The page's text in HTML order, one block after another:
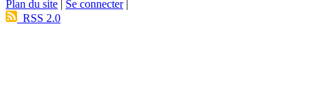
Plan du site Se connecter|
RSS 2.0